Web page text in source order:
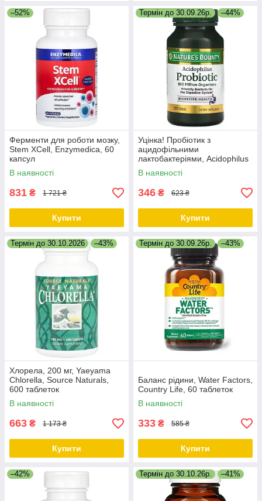
–52%
Ферменти для роботи мозку,
Stem XCell, Enzymedica, 60
капсул
В наявності
831 ₴ 1 721 ₴
Купити
Термін до 30.09.26р. –44%
Уцінка! Пробіотик з
ацидофільними
лактобактеріями, Acidophilus
Probiotic, Nature's Bounty, 120
таблеток
В наявності
346 ₴ 623 ₴
Купити
Термін до 30.10.2026 –43%
Хлорела, 200 мг, Yaeyama
Chlorella, Source Naturals,
600 таблеток
В наявності
663 ₴ 1 173 ₴
Купити
Термін до 30.09.26р. –43%
Баланс рідини, Water Factors,
Country Life, 60 таблеток
В наявності
333 ₴ 585 ₴
Купити
–42% Термін до 30.10.26р. –41%